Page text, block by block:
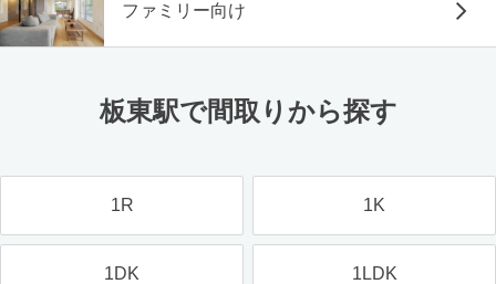
ファミリー向け
板東駅で間取りから探す
1R 1K
1DK 1LDK